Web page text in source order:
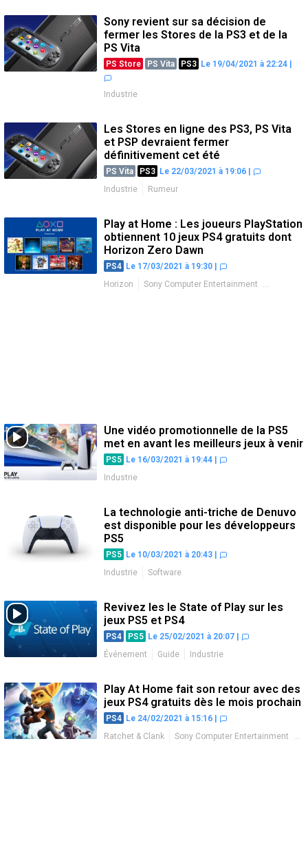
Sony revient sur sa décision de
fermer les Stores de la PS3 et de la
PS Vita
PS Store PS Vita PS3 Le 19/04/2021 à 22:24
Industrie
Les Stores en ligne des PS3, PS Vita
et PSP devraient fermer
définitivement cet été
PS Vita PS3 Le 22/03/2021 à 19:06
Industrie
Rumeur
Play at Home : Les joueurs PlayStation
obtiennent 10 jeux PS4 gratuits dont
Horizon Zero Dawn
PS4 Le 17/03/2021 à 19:30
Horizon
Sony Computer Entertainment
Une vidéo promotionnelle de la PS5
met en avant les meilleurs jeux à venir
PS5 Le 16/03/2021 à 19:44
Industrie
La technologie anti-triche de Denuvo
est disponible pour les développeurs
PS5
PS5 Le 10/03/2021 à 20:43
Industrie
Software
Revivez les le State of Play sur les
jeux PS5 et PS4
PS4 PS5 Le 25/02/2021 à 20:07
Événement
Guide Industrie
Play At Home fait son retour avec des
jeux PS4 gratuits dès le mois prochain
PS4 Le 24/02/2021 à 15:16
Ratchet & Clank
Sony Computer Entertainment